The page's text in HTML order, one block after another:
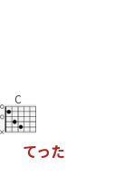
C
てった